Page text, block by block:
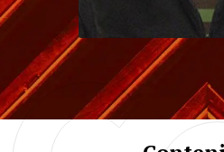
Roberto
Landívar F.
Magister en Diseño